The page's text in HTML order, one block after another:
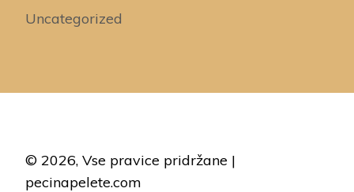
Uncategorized
© 2026, Vse pravice pridržane |
pecinapelete.com